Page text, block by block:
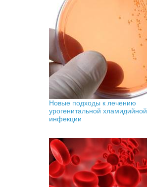
Новые подходы к лечению
урогенитальной хламидийной
инфекции